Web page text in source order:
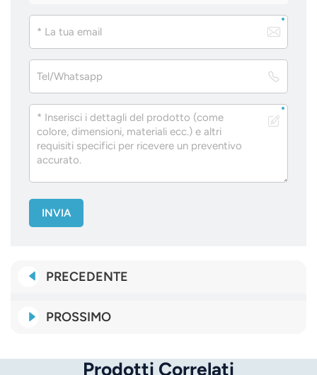
INVIA
PRECEDENTE
PROSSIMO
Prodotti Correlati